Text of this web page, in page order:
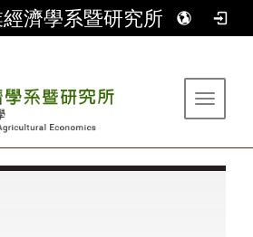
經濟學系暨研究所
Toggle